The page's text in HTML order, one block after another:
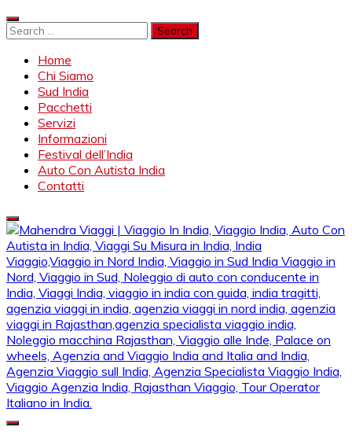
Skip
to
Search
Home
Chi Siamo
Sud India
Pacchetti
Servizi
Informazioni
Festival dell’India
Auto Con Autista India
Contatti